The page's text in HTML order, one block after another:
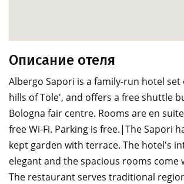
Описание отеля
Albergo Sapori is a family-run hotel set
hills of Tole', and offers a free shuttle
Bologna fair centre. Rooms are en
free Wi-Fi. Parking is free.|The Sapori
kept garden with terrace. The hotel's
elegant and the spacious rooms come
The restaurant serves traditional